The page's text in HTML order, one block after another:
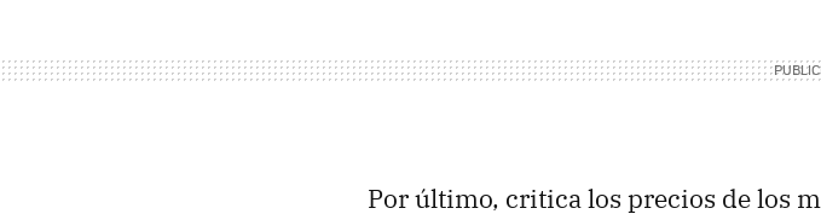
Por último, critica los precios de los